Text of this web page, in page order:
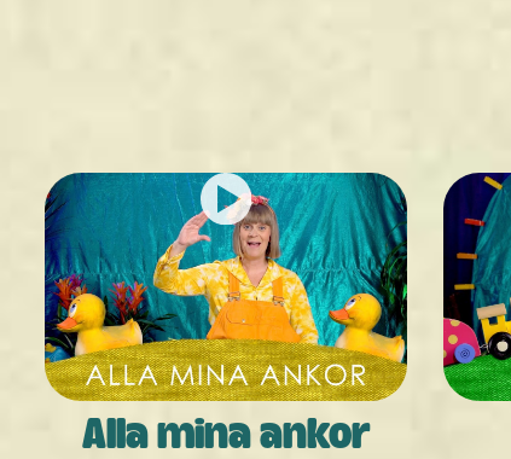
Alla mina ankor